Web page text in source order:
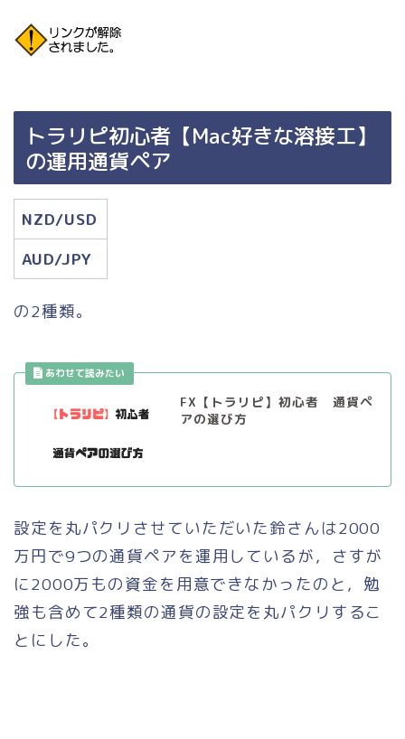
トラリピ初心者【Mac好きな溶接工】
の運用通貨ペア
NZD/USD
AUD/JPY
の2種類。
FX【トラリピ】初心者 通貨ペ
アの選び方
設定を丸パクリさせていただいた鈴さんは2000
万円で9つの通貨ペアを運用しているが，さすが
に2000万もの資金を用意できなかったのと，勉
強も含めて2種類の通貨の設定を丸パクリするこ
とにした。